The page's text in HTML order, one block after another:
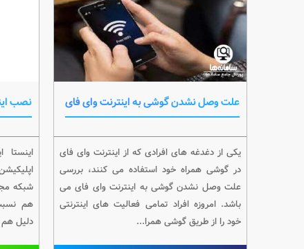
علت وصل نشدن گوشی به اینترنت وای فای
یکی از دغدغه های افرادی که از اینترنت وای فای
در گوشی همراه خود استفاده می کنند، بررسی
علت وصل نشدن گوشی به اینترنت وای فای می
باشد. امروزه افراد تمامی فعالیت های اینترنتی
خود را از طریق گوشی همرا...
نصب
شبکه
هم
دلیل هم